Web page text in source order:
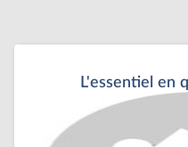
L'essentiel en